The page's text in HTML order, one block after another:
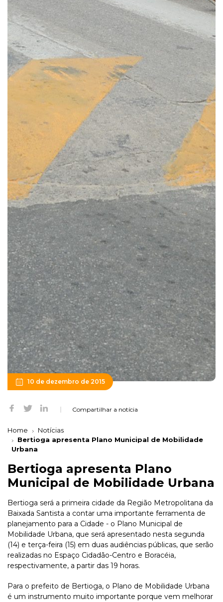
10 de dezembro de 2015
Compartilhar a notícia
Home
Notícias
Bertioga apresenta Plano Municipal de Mobilidade
Urbana
Bertioga apresenta Plano
Municipal de Mobilidade Urbana
Bertioga será a primeira cidade da Região Metropolitana da
Baixada Santista a contar uma importante ferramenta de
planejamento para a Cidade - o Plano Municipal de
Mobilidade Urbana, que será apresentado nesta segunda
(14) e terça-feira (15) em duas audiências públicas, que serão
realizadas no Espaço Cidadão-Centro e Boracéia,
respectivamente, a partir das 19 horas.
Para o prefeito de Bertioga, o Plano de Mobilidade Urbana
é um instrumento muito importante porque vem melhorar